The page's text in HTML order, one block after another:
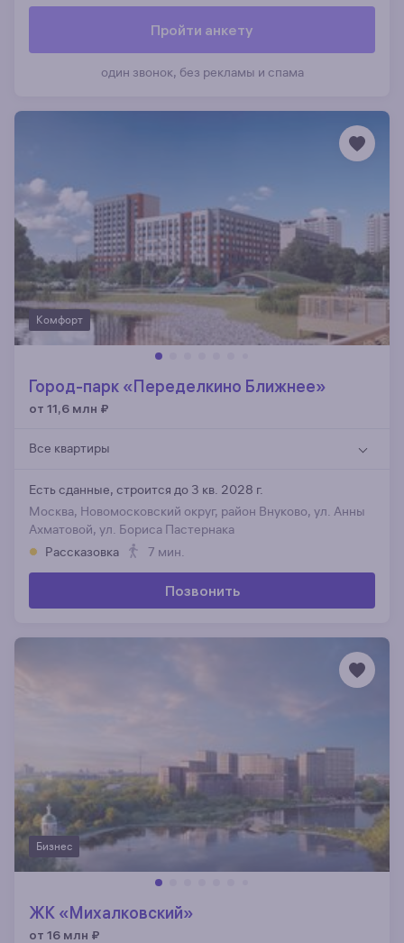
Пройти анкету
один звонок, без рекламы и спама
Комфорт
Город-парк «Переделкино Ближнее»
от 11,6 млн ₽
Все квартиры
Есть сданные, строится до 3 кв. 2028 г.
Москва, Новомосковский округ, район Внуково, ул. Анны
Ахматовой, ул. Бориса Пастернака
Рассказовка
7 мин.
Позвонить
Бизнес
ЖК «Михалковский»
от 16 млн ₽